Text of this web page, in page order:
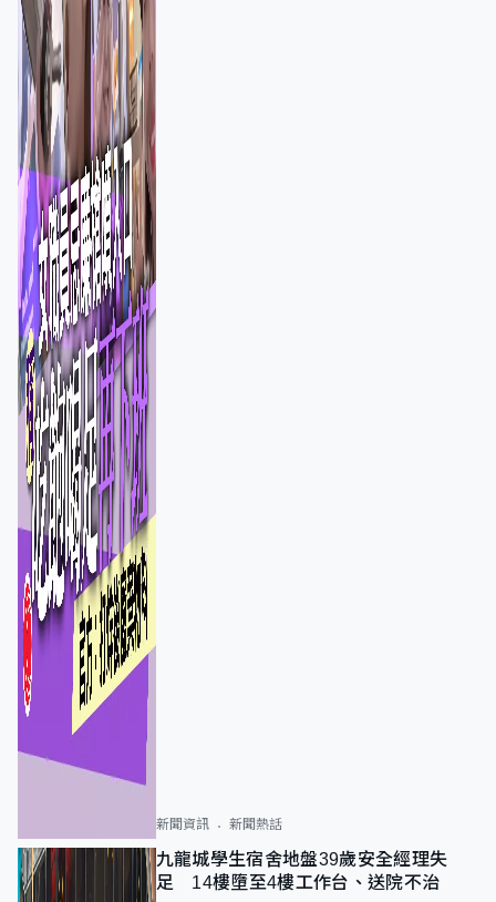
新聞資訊 新聞熱話
九龍城學生宿舍地盤39歲安全經理失
足 14樓墮至4樓工作台、送院不治